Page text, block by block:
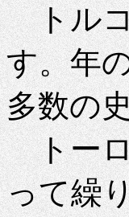
トルコ
す。年
多数の
トーロ
って繰